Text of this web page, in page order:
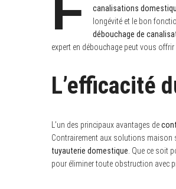
canalisations
longévité et le bon
débouchage de
expert en débouchage peut vous
L’efficacité
L’un des principaux avantages de
Contrairement aux solutions maison
tuyauterie domestique. Que ce soit
pour éliminer toute obstruction avec
S
a